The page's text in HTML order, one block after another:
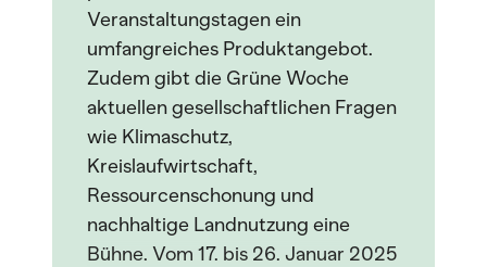
Veranstaltungstagen ein
umfangreiches Produktangebot.
Zudem gibt die Grüne Woche
aktuellen gesellschaftlichen Fragen
wie Klimaschutz,
Kreislaufwirtschaft,
Ressourcenschonung und
nachhaltige Landnutzung eine
Bühne. Vom 17. bis 26. Januar 2025